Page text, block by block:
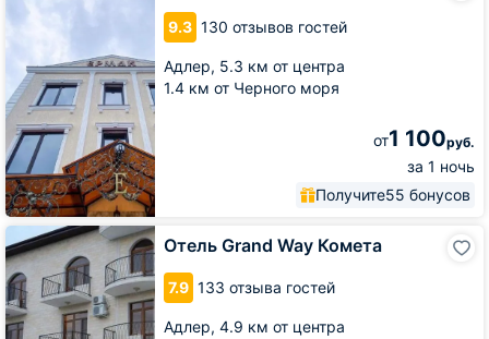
9.3 130 отзывов гостей
Адлер, 5.3 км от центра
1.4 км от Черного моря
от1 100руб.
за 1 ночь
Получите55 бонусов
Отель Grand Way Комета
7.9 133 отзыва гостей
Адлер, 4.9 км от центра
Отель
Grand
Way
Комета